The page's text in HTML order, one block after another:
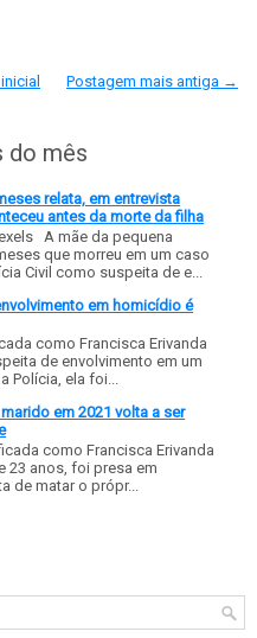
Postagem mais antiga →
do mês
relata, em entrevista
antes da morte da filha
A mãe da pequena
que morreu em um caso
Civil como suspeita de e...
em homicídio é
como Francisca Erivanda
de envolvimento em um
Polícia, ela foi...
em 2021 volta a ser
como Francisca Erivanda
23 anos, foi presa em
de matar o própr...